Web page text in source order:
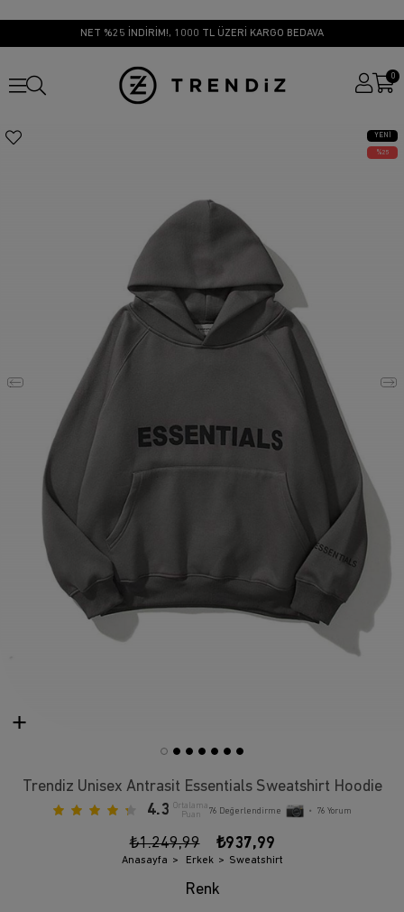
NET %25 İNDİRİM!, 1000 TL ÜZERİ KARGO BEDAVA
0
YENI
ÜRÜN
25
Trendiz Unisex Antrasit Essentials Sweatshirt Hoodie
4.3 Ortalama
Puan
76 Değerlendirme • 76 Yorum
₺1.249,99 ₺937,99
Anasayfa Erkek Sweatshirt